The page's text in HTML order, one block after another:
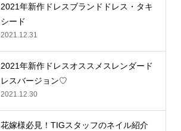
2021年新作ドレスブランドドレス・タキ
シード
2021.12.31
2021年新作ドレスオススメスレンダード
レスバージョン♡
2021.12.30
花嫁様必見！TIGスタッフのネイル紹介